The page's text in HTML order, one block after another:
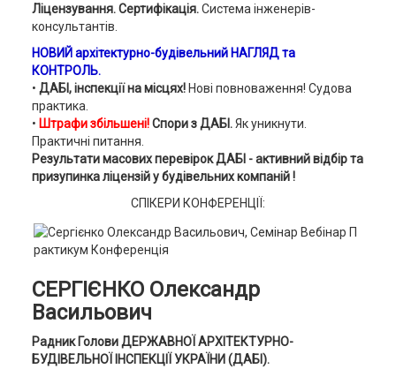
Ліцензування. Сертифікація.Система інженерів-
консультантів.
НОВИЙ архітектурно-будівельний НАГЛЯД та
КОНТРОЛЬ.
• ДАБІ, інспекції на місцях! Нові повноваження! Судова
практика.
• Штрафи збільшені!Спори з ДАБІ.Як уникнути.
Практичні питання.
Результати масових перевірок ДАБІ - активний відбір та
призупинка ліцензій у будівельних компаній !
СПІКЕРИ КОНФЕРЕНЦІЇ:
СЕРГІЄНКО Олександр
Васильович
Радник Голови ДЕРЖАВНОЇ АРХІТЕКТУРНО-
БУДІВЕЛЬНОЇ ІНСПЕКЦІЇ УКРАЇНИ (ДАБІ).